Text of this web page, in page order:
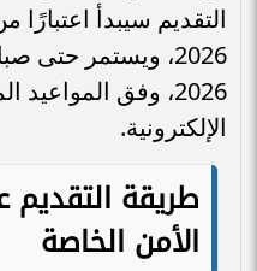
2026، وفق
الإلكترونية.
طريقة
الأمن الخاصة